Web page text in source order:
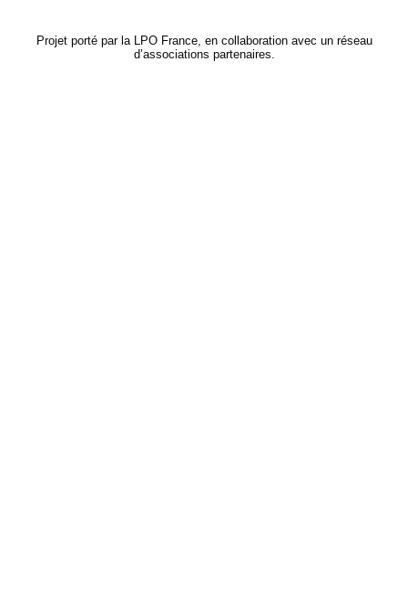
Projet porté par la LPO France, en collaboration avec un réseau
d’associations partenaires.